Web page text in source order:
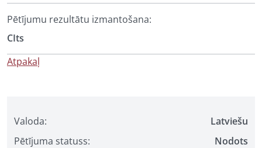
Valoda:
Latviešu
Pētījuma statuss:
Nodots
Pētījumu rezultātu izmantošana:
CIts
Atpakaļ